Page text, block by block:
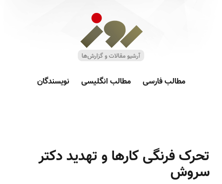
مطالب فارسی مطالب انگلیسی نویسندگان
تحرک فرنگی کارها و تهدید دکتر
سروش